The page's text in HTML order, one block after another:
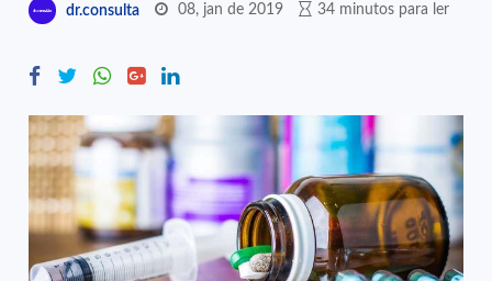
dr.consulta 08, jan de 2019 34 minutos para ler